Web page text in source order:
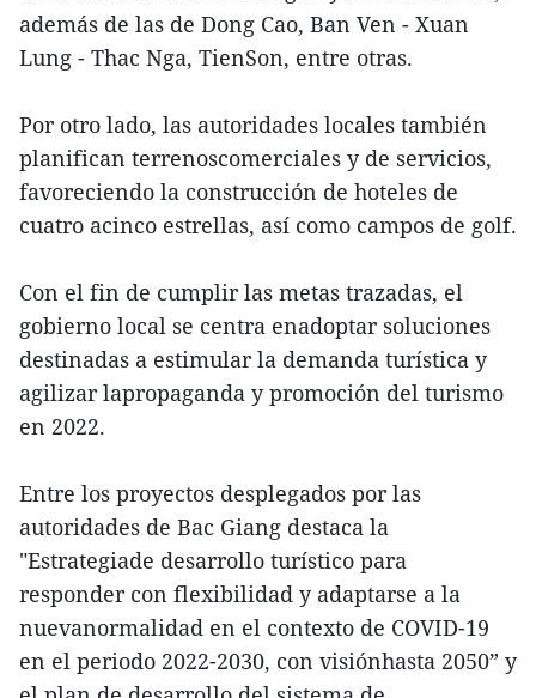
además de las de Dong Cao, Ban Ven - Xuan
Lung - Thac Nga, TienSon, entre otras.
Por otro lado, las autoridades locales también
planifican terrenoscomerciales y de servicios,
favoreciendo la construcción de hoteles de
cuatro acinco estrellas, así como campos de golf.
Con el fin de cumplir las metas trazadas, el
gobierno local se centra enadoptar soluciones
destinadas a estimular la demanda turística y
agilizar lapropaganda y promoción del turismo
en 2022.
Entre los proyectos desplegados por las
autoridades de Bac Giang destaca la
"Estrategiade desarrollo turístico para
responder con flexibilidad y adaptarse a la
nuevanormalidad en el contexto de COVID-19
en el periodo 2022-2030, con visiónhasta 2050” y